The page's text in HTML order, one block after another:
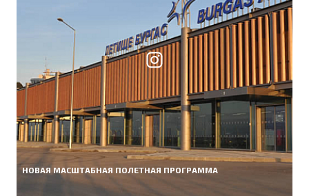
НОВАЯ МАСШТАБНАЯ ПОЛЕТНАЯ ПРОГРАММА